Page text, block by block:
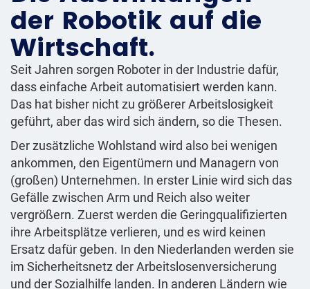
der Robotik auf die
Wirtschaft.
Seit Jahren sorgen Roboter in der Industrie dafür,
dass einfache Arbeit automatisiert werden kann.
Das hat bisher nicht zu größerer Arbeitslosigkeit
geführt, aber das wird sich ändern, so die Thesen.
Der zusätzliche Wohlstand wird also bei wenigen
ankommen, den Eigentümern und Managern von
(großen) Unternehmen. In erster Linie wird sich das
Gefälle zwischen Arm und Reich also weiter
vergrößern. Zuerst werden die Geringqualifizierten
ihre Arbeitsplätze verlieren, und es wird keinen
Ersatz dafür geben. In den Niederlanden werden sie
im Sicherheitsnetz der Arbeitslosenversicherung
und der Sozialhilfe landen. In anderen Ländern wie